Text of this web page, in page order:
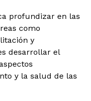
profundizar en las
como
y
desarrollar el
y la salud de las